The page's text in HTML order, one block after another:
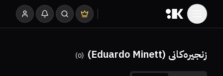
زنجیرەکانی (Eduardo Minett) (
0
)